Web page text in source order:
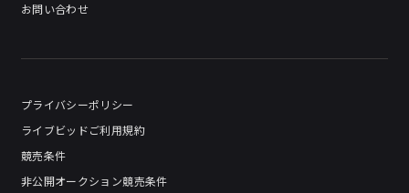
お問い合わせ
プライバシーポリシー
ライブビッドご利用規約
競売条件
非公開オークション競売条件